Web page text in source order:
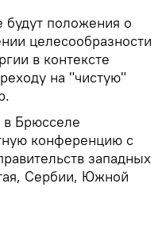
будут положения о
целесообразности
в контексте
на "чистую"
Брюсселе
конференцию с
западных
Сербии, Южной